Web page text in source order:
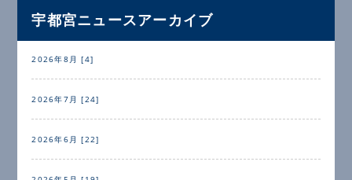
宇都宮ニュースアーカイブ
2026年8月 [4]
2026年7月 [24]
2026年6月 [22]